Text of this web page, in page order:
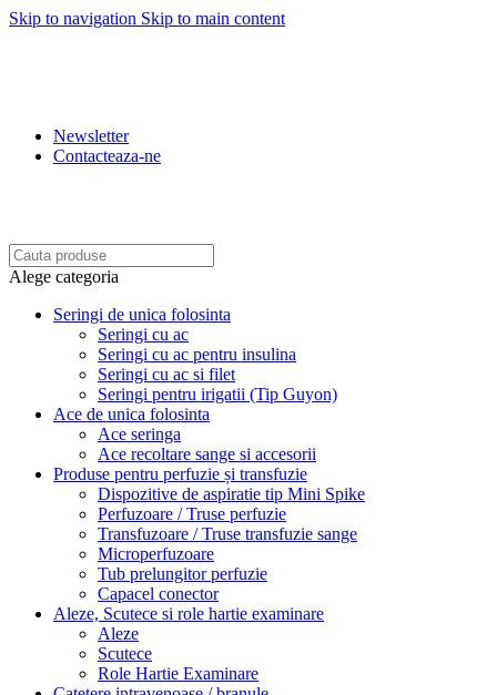
Skip to navigation Skip to main content
Newsletter
Contacteaza-ne
Alege categoria
Seringi de unica folosinta
Seringi cu ac
Seringi cu ac pentru insulina
Seringi cu ac si filet
Seringi pentru irigatii (Tip Guyon)
Ace de unica folosinta
Ace seringa
Ace recoltare sange si accesorii
Produse pentru perfuzie și transfuzie
Dispozitive de aspiratie tip Mini Spike
Perfuzoare / Truse perfuzie
Transfuzoare / Truse transfuzie sange
Microperfuzoare
Tub prelungitor perfuzie
Capacel conector
Aleze, Scutece si role hartie examinare
Aleze
Scutece
Role Hartie Examinare